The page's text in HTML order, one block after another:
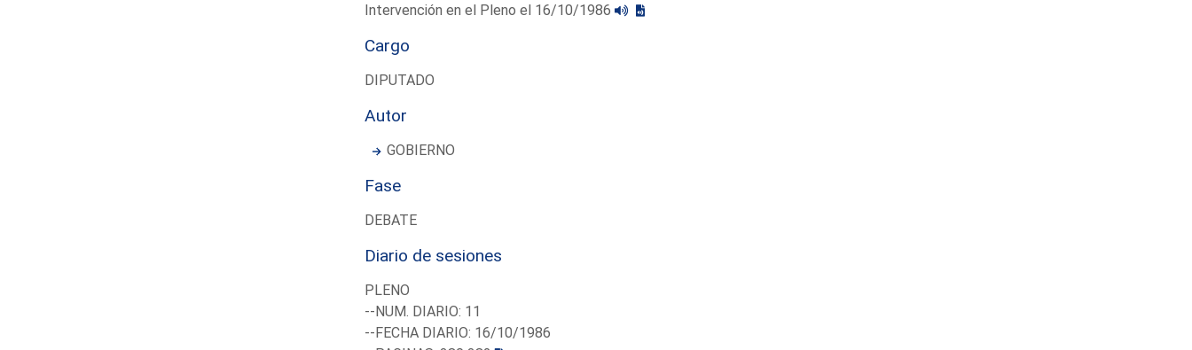
Intervención en el Pleno el 16/10/1986
Cargo
DIPUTADO
Autor
GOBIERNO
Fase
DEBATE
Diario de sesiones
PLENO
--NUM. DIARIO: 11
--FECHA DIARIO: 16/10/1986